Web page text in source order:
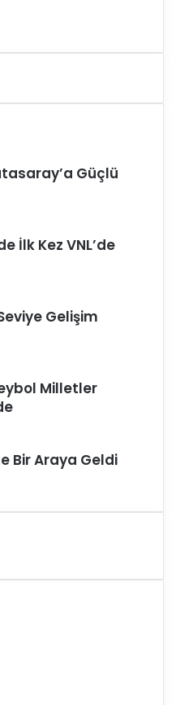
Güçlü
İlk Kez VNL’de
Gelişim
Milletler
Bir Araya Geldi